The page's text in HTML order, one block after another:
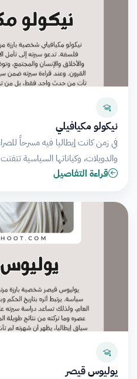
نيكولو مكيافيلي
في زمن كانت إيطاليا فيه مسرحاً
والدويلات، وكياناتها السياسية
قراءة التفاصيل
يوليوس قيصر